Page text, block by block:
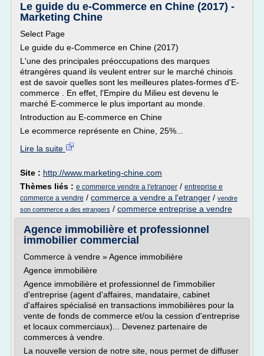
Le guide du e-Commerce en Chine (2017) -
Marketing Chine
Select Page
Le guide du e-Commerce en Chine (2017)
L'une des principales préoccupations des marques
étrangères quand ils veulent entrer sur le marché chinois
est de savoir quelles sont les meilleures plates-formes d'E-
commerce . En effet, l'Empire du Milieu est devenu le
marché E-commerce le plus important au monde.
Introduction au E-commerce en Chine
Le ecommerce représente en Chine, 25%...
Lire la suite
Site : http://www.marketing-chine.com
Thèmes liés : e commerce vendre a l'etranger / entreprise e
commerce a vendre / commerce a vendre a l'etranger / vendre
son commerce a des etrangers / commerce entreprise a vendre
Agence immobilière et professionnel
immobilier commercial
Commerce à vendre » Agence immobilière
Agence immobilière
Agence immobilière et professionnel de l'immobilier
d'entreprise (agent d'affaires, mandataire, cabinet
d'affaires spécialisé en transactions immobilières pour la
vente de fonds de commerce et/ou la cession d'entreprise
et locaux commerciaux)... Devenez partenaire de
commerces à vendre.
La nouvelle version de notre site, nous permet de diffuser